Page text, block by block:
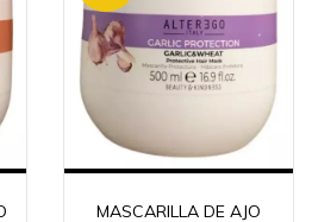
MASCARILLA DE AJO